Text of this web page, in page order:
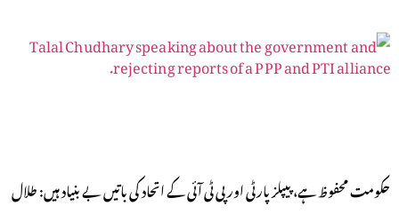
حکومت محفوظ ہے، پیپلز پارٹی اور پی ٹی آئی کے اتحاد کی باتیں بے بنیاد ہیں: طلال